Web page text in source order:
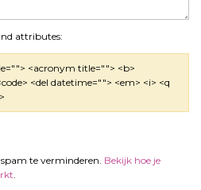
attributes:
<acronym title=""> <b>
<del datetime=""> <em> <i> <q
te verminderen. Bekijk hoe je
.